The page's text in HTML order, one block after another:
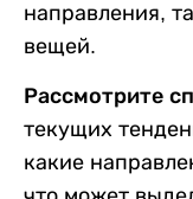
направления,
вещей.
Рассмотрите
текущих
какие